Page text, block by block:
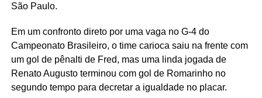
São Paulo.
Em um confronto direto por uma vaga no G-4 do
Campeonato Brasileiro, o time carioca saiu na frente com
um gol de pênalti de Fred, mas uma linda jogada de
Renato Augusto terminou com gol de Romarinho no
segundo tempo para decretar a igualdade no placar.